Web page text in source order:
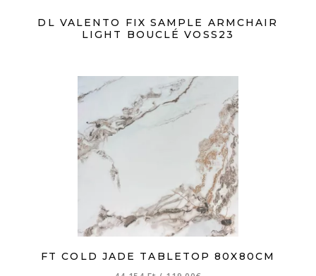
DL VALENTO FIX SAMPLE ARMCHAIR
LIGHT BOUCLÉ VOSS23
FT COLD JADE TABLETOP 80X80CM